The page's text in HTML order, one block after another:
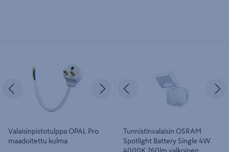
Edellinen Seuraava
Valaisinpistotulppa OPAL Pro
maadoitettu kulma
Edellinen
Tunnistinvalaisin OSRAM
Spotlight Battery Single 4W